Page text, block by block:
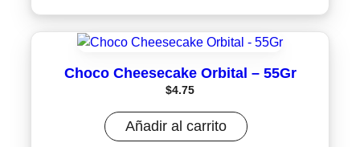
Choco Cheesecake Orbital – 55Gr
$4.75
Añadir al carrito